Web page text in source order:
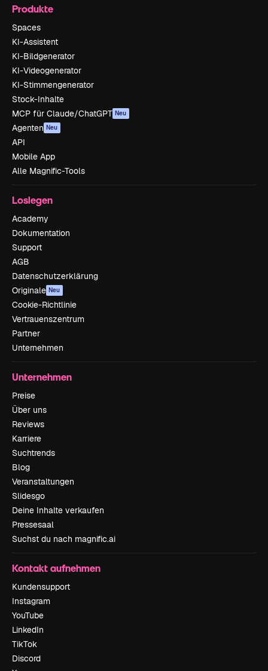
Produkte
Spaces
KI-Assistent
KI-Bildgenerator
KI-Videogenerator
KI-Stimmengenerator
Stock-Inhalte
MCP für Claude/ChatGPT Neu
Agenten Neu
API
Mobile App
Alle Magnific-Tools
Loslegen
Academy
Dokumentation
Support
AGB
Datenschutzerklärung
Originale Neu
Cookie-Richtlinie
Vertrauenszentrum
Partner
Unternehmen
Unternehmen
Preise
Über uns
Reviews
Karriere
Suchtrends
Blog
Veranstaltungen
Slidesgo
Deine Inhalte verkaufen
Pressesaal
Suchst du nach magnific.ai
Kontakt aufnehmen
Kundensupport
Instagram
YouTube
LinkedIn
TikTok
Discord